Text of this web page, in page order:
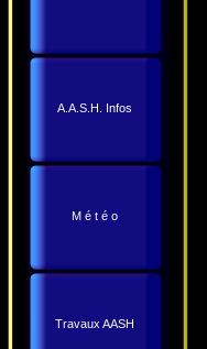
A.A.S.H. Infos
M é t é o
Travaux AASH